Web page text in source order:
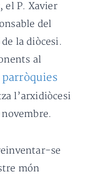
el P. Xavier
del
la diòcesi.
al
l’arxidiòcesi
novembre.
se
món